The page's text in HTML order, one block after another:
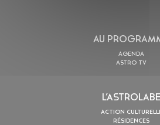
AU
AGENDA
ASTRO TV
L’ASTROLABE
ACTION
RÉSIDENCES